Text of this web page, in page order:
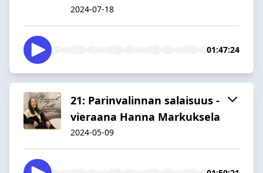
2024-07-18
01:47:24
21: Parinvalinnan salaisuus -
vieraana Hanna Markuksela
2024-05-09